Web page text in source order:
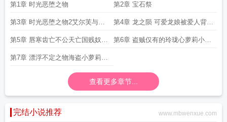
第1章 时光恶堕之物 第2章 宝石祭
第3章 时光恶堕之物2艾尔芙与正
太的战斗中逐渐堕落的故事
第4章 龙之陨 可爱龙娘被爱人背叛
从而被强奸濒死的故事
第5章 唇寒齿亡不公天亡国贱奴至
微至陋的公主被强盗和奴隶商人肆
意玩弄以致堕入深渊的故事
第6章 盗贼仅有的玲珑心萝莉小盗
母狗的故事
第7章 漂浮不定之物海盗小萝莉被
做成酒桶被不断玩弄的故事
查看更多章节...
完结小说推荐 www.mbwenxue.com